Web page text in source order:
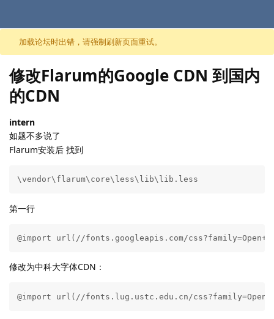
跳至内容
加载论坛时出错，请强制刷新页面重试。
修改Flarum的Google CDN 到国内
的CDN
intern
如题不多说了
Flarum安装后 找到
\vendor\flarum\core\less\lib\lib.less
第一行
@import url(//fonts.googleapis.com/
修改为中科大字体CDN：
@import url(//fonts.lug.ustc.edu.cn/